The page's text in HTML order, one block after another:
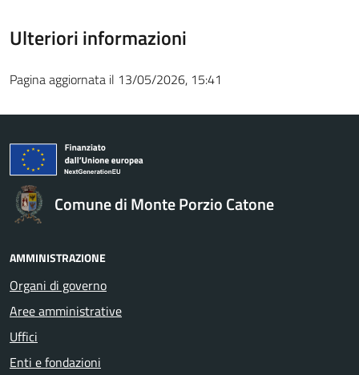
Ulteriori informazioni
Pagina aggiornata il 13/05/2026, 15:41
Comune di Monte Porzio Catone
AMMINISTRAZIONE
Organi di governo
Aree amministrative
Uffici
Enti e fondazioni